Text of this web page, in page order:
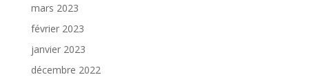
mars 2023
février 2023
janvier 2023
décembre 2022